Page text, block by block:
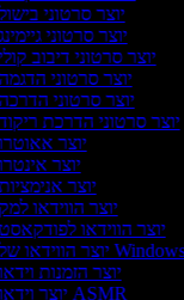
יוצר סרטוני
יוצר סרטוני
יוצר סרטוני דיבוב
יוצר סרטוני
יוצר סרטוני
יוצר סרטוני הדרכת
יוצר
יוצר
יוצר
יוצר הווידאו
יוצר הווידאו
יוצר הווידאו של Windows
יוצר הזמנות
יוצר וידאו ASMR